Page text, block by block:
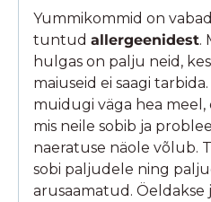
Yummikommid on
tuntudallergeenidest.
hulgas on palju neid,
maiuseid ei saagi
muidugi väga hea meel,
mis neile sobib ja
naeratuse näole võlub.
sobi paljudele ning
arusaamatud. Öeldakse